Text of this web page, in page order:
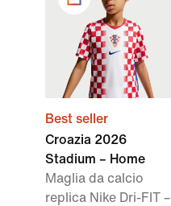
Best seller
Croazia 2026
Stadium – Home
Maglia da calcio
replica Nike Dri-FIT –